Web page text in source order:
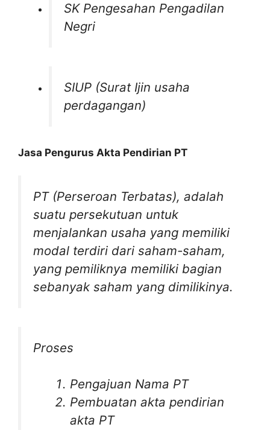
SK Pengesahan Pengadilan
Negri
SIUP (Surat Ijin usaha
perdagangan)
Jasa Pengurus Akta Pendirian PT
PT (Perseroan Terbatas), adalah
suatu persekutuan untuk
menjalankan usaha yang memiliki
modal terdiri dari saham-saham,
yang pemiliknya memiliki bagian
sebanyak saham yang dimilikinya.
Proses
Pengajuan Nama PT
Pembuatan akta pendirian
akta PT